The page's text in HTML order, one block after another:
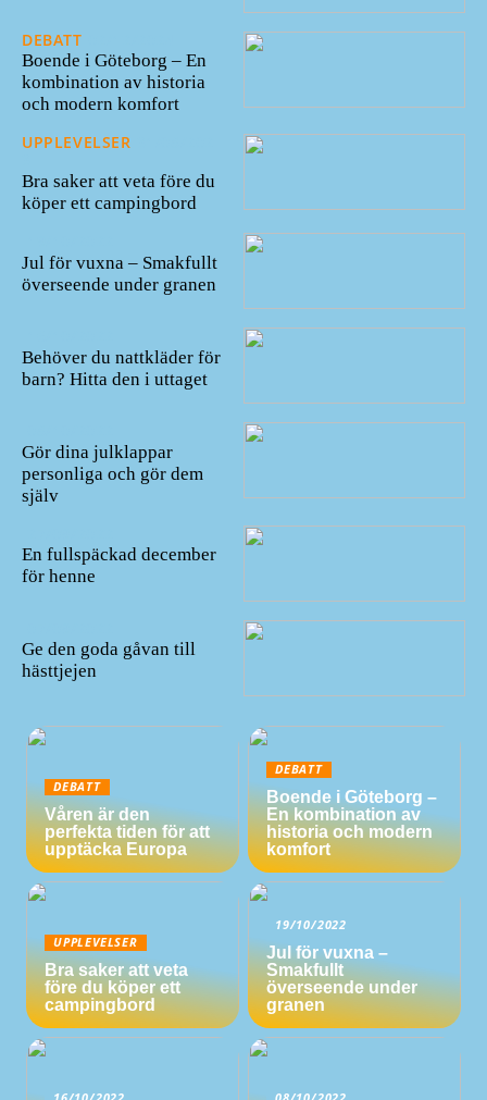
DEBATT
Boende i Göteborg – En
kombination av historia
och modern komfort
UPPLEVELSER
Bra saker att veta före du
köper ett campingbord
Jul för vuxna – Smakfullt
överseende under granen
Behöver du nattkläder för
barn? Hitta den i uttaget
Gör dina julklappar
personliga och gör dem
själv
En fullspäckad december
för henne
Ge den goda gåvan till
hästtjejen
DEBATT
Våren är den
perfekta tiden för att
upptäcka Europa
DEBATT
Boende i Göteborg –
En kombination av
historia och modern
komfort
UPPLEVELSER
Bra saker att veta
före du köper ett
campingbord
19/10/2022
Jul för vuxna –
Smakfullt
överseende under
granen